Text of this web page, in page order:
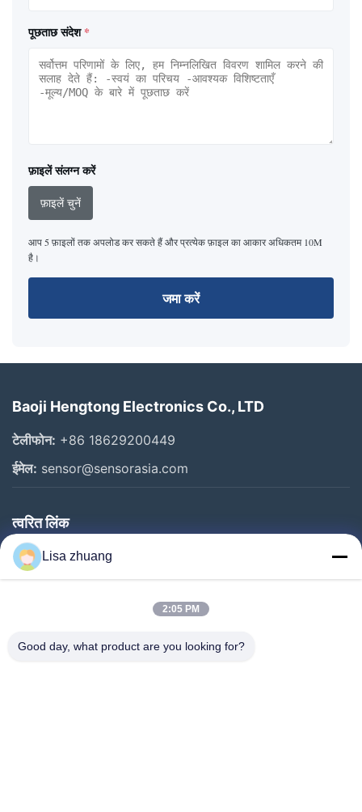
पूछताछ संदेश *
फ़ाइलें संलग्न करें
फ़ाइलें चुनें
आप 5 फ़ाइलों तक अपलोड कर सकते हैं और प्रत्येक फ़ाइल का आकार अधिकतम 10M
है।
जमा करें
Baoji Hengtong Electronics Co., LTD
टेलीफोन: +86 18629200449
ईमेल: sensor@sensorasia.com
त्वरित लिंक
घर
उत्पादों
हमारे बारे में
Lisa zhuang
2:05 PM
Good day, what product are you looking for?